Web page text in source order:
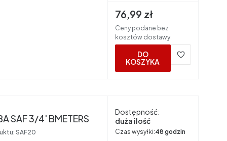
Cena brutto
76,99 zł
Ceny podane bez
kosztów dostawy.
DO
KOSZYKA
SAF 3/4' BMETERS
SAF20
Dostępność:
duża ilość
Czas wysyłki:48 godzin